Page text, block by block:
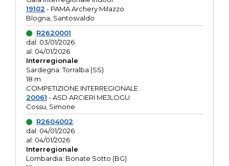
19102 - PAMA Archery Milazzo
Blogna, Santosvaldo
R2620001
dal: 03/01/2026
al: 04/01/2026
Interregionale
Sardegna: Torralba (SS)
18 m
COMPETIZIONE INTERREGIONALE
20061 - ASD ARCIERI MEJLOGU
Cossu, Simone
R2604002
dal: 04/01/2026
al: 04/01/2026
Interregionale
Lombardia: Bonate Sotto (BG)